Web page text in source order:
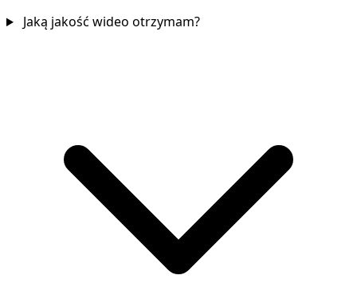
Jaką jakość wideo otrzymam?